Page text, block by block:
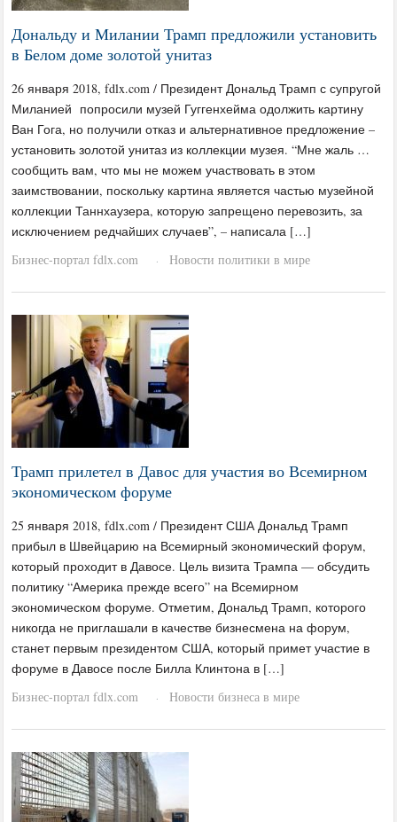
Дональду и Милании Трамп предложили установить
в Белом доме золотой унитаз
26 января 2018, fdlx.com / Президент Дональд Трамп с супругой
Миланией попросили музей Гуггенхейма одолжить картину
Ван Гога, но получили отказ и альтернативное предложение –
установить золотой унитаз из коллекции музея. “Мне жаль …
сообщить вам, что мы не можем участвовать в этом
заимствовании, поскольку картина является частью музейной
коллекции Таннхаузера, которую запрещено перевозить, за
исключением редчайших случаев”, – написала […]
Бизнес-портал fdlx.com
· Новости политики в мире
Трамп прилетел в Давос для участия во Всемирном
экономическом форуме
25 января 2018, fdlx.com / Президент США Дональд Трамп
прибыл в Швейцарию на Всемирный экономический форум,
который проходит в Давосе. Цель визита Трампа — обсудить
политику “Америка прежде всего” на Всемирном
экономическом форуме. Отметим, Дональд Трамп, которого
никогда не приглашали в качестве бизнесмена на форум,
станет первым президентом США, который примет участие в
форуме в Давосе после Билла Клинтона в […]
Бизнес-портал fdlx.com
· Новости бизнеса в мире